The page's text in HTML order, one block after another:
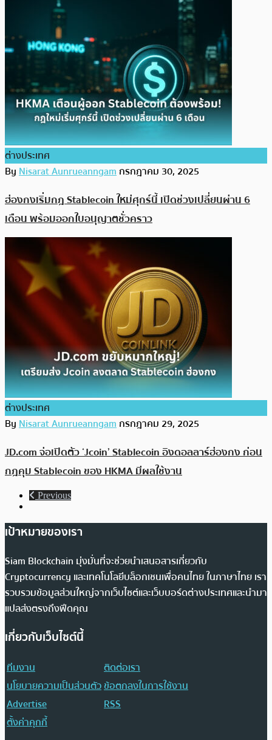
ต่างประเทศ
ByNisarat Aunrueanngamกรกฎาคม 30, 2025
ฮ่องกงเริ่มกฎ Stablecoin ใหม่ศุกร์นี้ เปิดช่วงเปลี่ยนผ่าน 6
เดือน พร้อมออกใบอนุญาตชั่วคราว
ต่างประเทศ
ByNisarat Aunrueanngamกรกฎาคม 29, 2025
JD.com จ่อเปิดตัว ‘Jcoin’ Stablecoin อิงดอลลาร์ฮ่องกง ก่อน
กฎคุม Stablecoin ของ HKMA มีผลใช้งาน
Previous
เป้าหมายของเรา
Siam Blockchain มุ่งมั่นที่จะช่วยนำเสนอสารเกี่ยวกับ
Cryptocurrency และเทคโนโลยีบล็อกเชนเพื่อคนไทย ในภาษาไทย เรา
รวบรวมข้อมูลส่วนใหญ่จากเว็บไซต์และเว็บบอร์ดต่างประเทศและนำมา
แปลส่งตรงถึงฟีดคุณ
เกี่ยวกับเว็บไซต์นี้
ทีมงาน
ติดต่อเรา
นโยบายความเป็นส่วนตัวข้อตกลงในการใช้งาน
Advertise
RSS
ตั้งค่าคุกกี้